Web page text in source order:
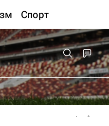
Спорт